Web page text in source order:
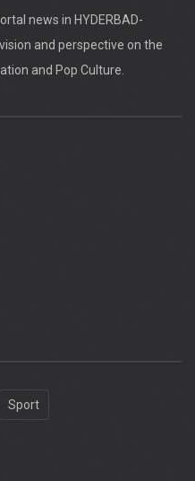
news in HYDERBAD-
and perspective on the
and Pop Culture.
Sport